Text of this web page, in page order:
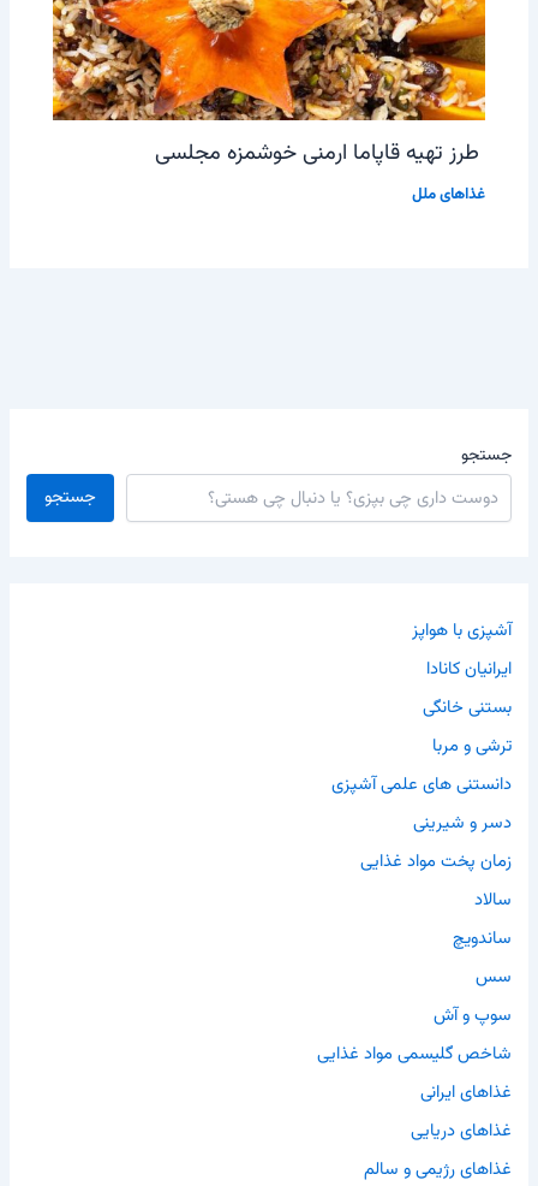
طرز تهیه قاپاما ارمنی خوشمزه مجلسی
غذاهای ملل
جستجو
جستجو
آشپزی با هواپز
ایرانیان کانادا
بستنی خانگی
ترشی و مربا
دانستنی های علمی آشپزی
دسر و شیرینی
زمان پخت مواد غذایی
سالاد
ساندویچ
سس
سوپ و آش
شاخص گلیسمی مواد غذایی
غذاهای ایرانی
غذاهای دریایی
غذاهای رژیمی و سالم